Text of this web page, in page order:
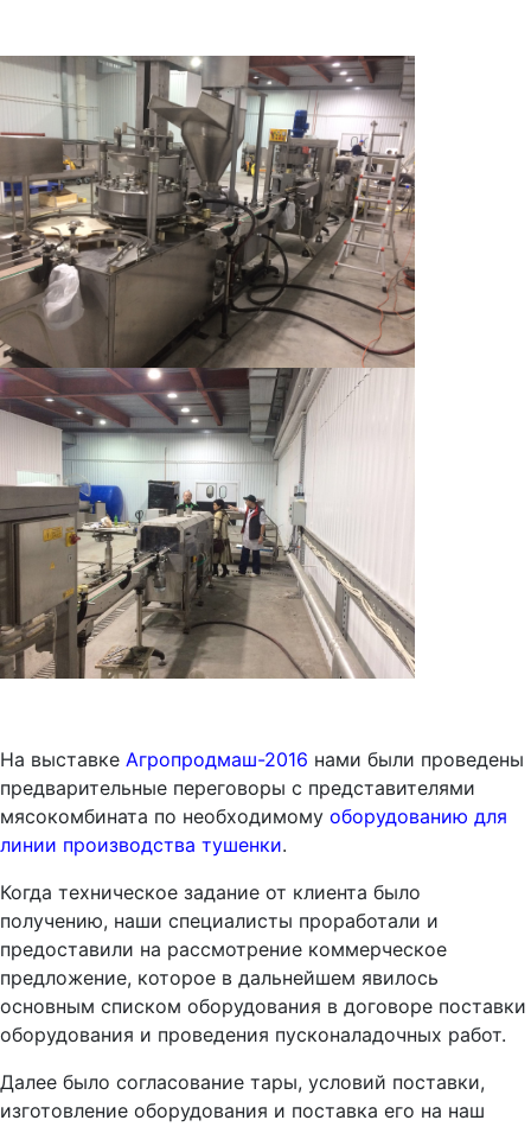
На выставке Агропродмаш-2016 нами были проведены
предварительные переговоры с представителями
мясокомбината по необходимому оборудованию для
линии производства тушенки.
Когда техническое задание от клиента было
получению, наши специалисты проработали и
предоставили на рассмотрение коммерческое
предложение, которое в дальнейшем явилось
основным списком оборудования в договоре поставки
оборудования и проведения пусконаладочных работ.
Далее было согласование тары, условий поставки,
изготовление оборудования и поставка его на наш